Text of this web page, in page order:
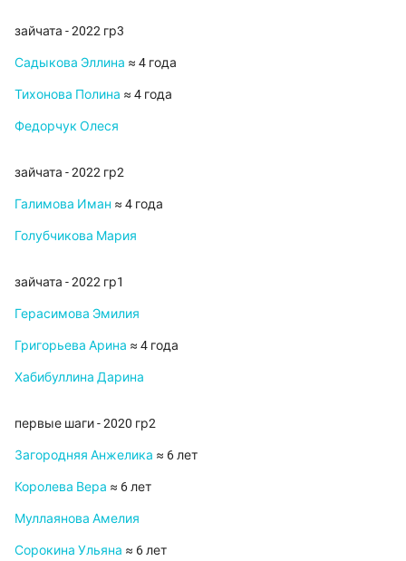
зайчата - 2022 гр3
Садыкова Эллина ≈ 4 года
Тихонова Полина ≈ 4 года
Федорчук Олеся
зайчата - 2022 гр2
Галимова Иман ≈ 4 года
Голубчикова Мария
зайчата - 2022 гр1
Герасимова Эмилия
Григорьева Арина ≈ 4 года
Хабибуллина Дарина
первые шаги - 2020 гр2
Загородняя Анжелика ≈ 6 лет
Королева Вера ≈ 6 лет
Муллаянова Амелия
Сорокина Ульяна ≈ 6 лет